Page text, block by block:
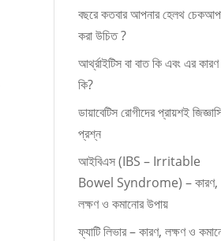
বছরে কতবার আপনার হেলথ চেকআপ
করা উচিত ?
আর্থ্রাইটিস বা বাত কি এবং এর কারণ
কি?
ডায়াবেটিস রোগীদের প্রায়শই
প্রশ্ন
আইবিএস (IBS – Irritable
Bowel Syndrome) – কারণ,
লক্ষণ ও কমানোর উপায়
ফ্যাটি লিভার – কারণ, লক্ষণ ও